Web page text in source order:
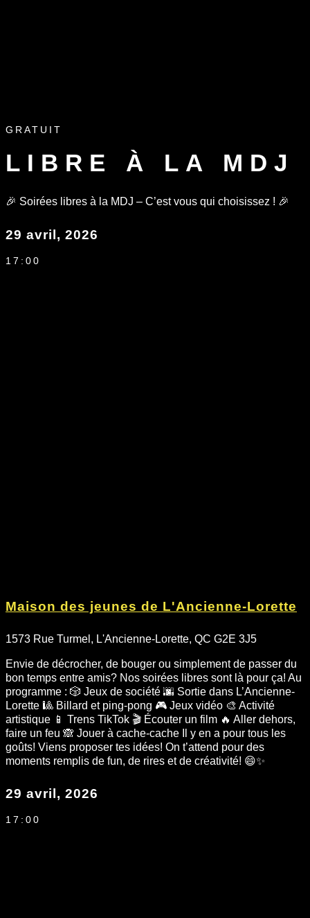
GRATUIT
LIBRE À LA MDJ
🎉 Soirées libres à la MDJ – C’est vous qui choisissez ! 🎉
29 avril, 2026
17:00
Maison des jeunes de L'Ancienne-Lorette
1573 Rue Turmel, L'Ancienne-Lorette, QC G2E 3J5
Envie de décrocher, de bouger ou simplement de passer du
bon temps entre amis? Nos soirées libres sont là pour ça! Au
programme : 🎲 Jeux de société 🌆 Sortie dans L’Ancienne-
Lorette 🎱 Billard et ping-pong 🎮 Jeux vidéo 🎨 Activité
artistique 📱 Trens TikTok 🎬 Écouter un film 🔥 Aller dehors,
faire un feu 🙈 Jouer à cache-cache Il y en a pour tous les
goûts! Viens proposer tes idées! On t’attend pour des
moments remplis de fun, de rires et de créativité! 😄✨
29 avril, 2026
17:00